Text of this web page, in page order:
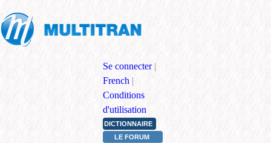
Se connecter |
French |
Conditions
d'utilisation
DICTIONNAIRE
LE FORUM